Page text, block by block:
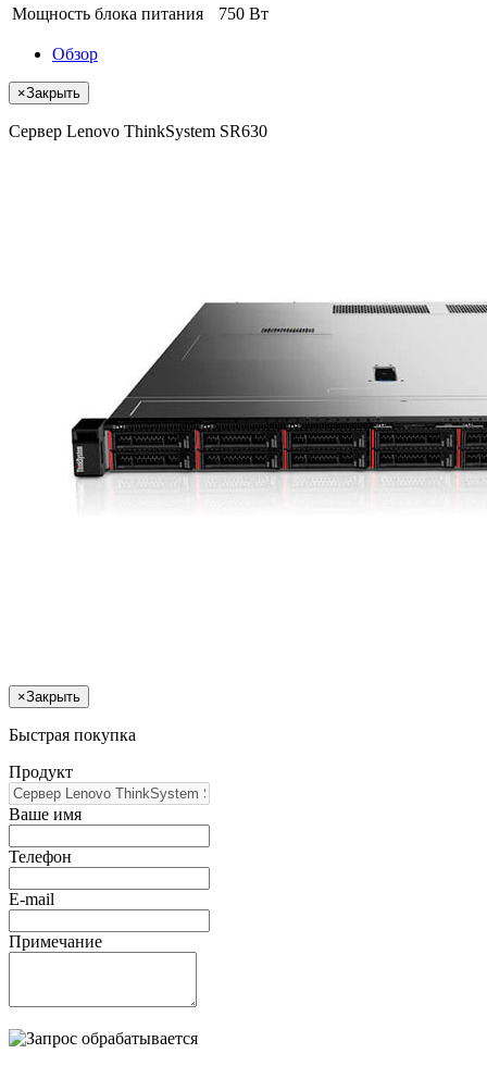
Мощность блока питания
750 Вт
Обзор
×Закрыть
Сервер Lenovo ThinkSystem SR630
×Закрыть
Быстрая покупка
Продукт
Ваше имя
Телефон
E-mail
Примечание